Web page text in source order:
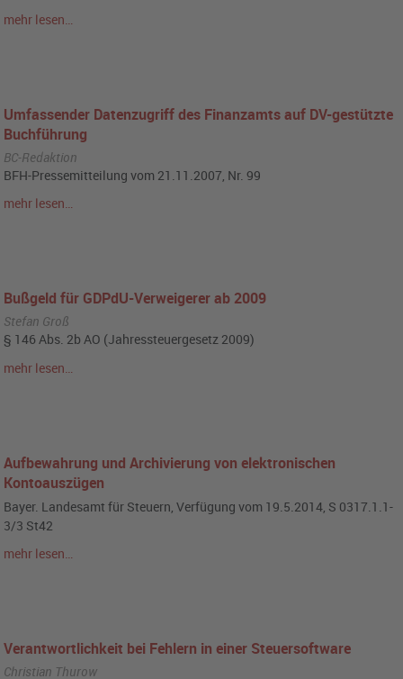
mehr lesen…
Umfassender Datenzugriff des Finanzamts auf DV-gestützte
Buchführung
BC-Redaktion
BFH-Pressemitteilung vom 21.11.2007, Nr. 99
mehr lesen…
Bußgeld für GDPdU-Verweigerer ab 2009
Stefan Groß
§ 146 Abs. 2b AO (Jahressteuergesetz 2009)
mehr lesen…
Aufbewahrung und Archivierung von elektronischen
Kontoauszügen
Bayer. Landesamt für Steuern, Verfügung vom 19.5.2014, S 0317.1.1-
3/3 St42
mehr lesen…
Verantwortlichkeit bei Fehlern in einer Steuersoftware
Christian Thurow